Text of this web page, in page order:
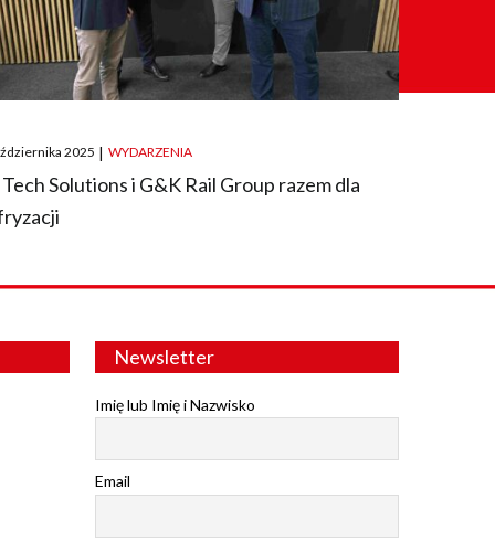
2025 | WYDARZENIA
Tech Solutions i G&K Rail Group razem dla
Newsletter
Imię lub Imię i Nazwisko
Email